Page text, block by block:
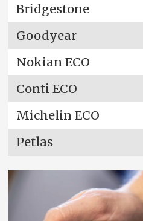
Bridgestone
Goodyear
Nokian ECO
Conti ECO
Michelin ECO
Petlas